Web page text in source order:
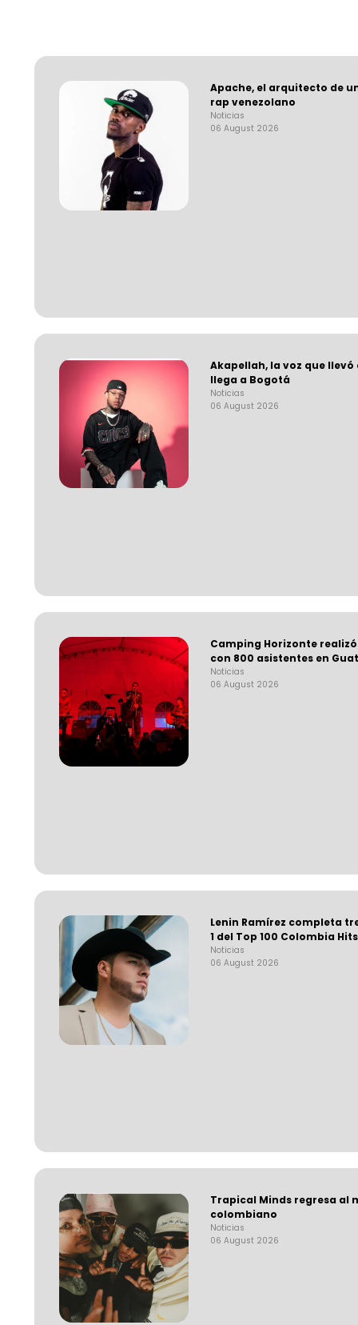
Apache, el arquitecto de
rap venezolano
Noticias
06 August 2026
Akapellah, la voz que
llega a Bogotá
Noticias
06 August 2026
Camping Horizonte
con 800 asistentes en
Noticias
06 August 2026
Lenin Ramírez completa
1 del Top 100 Colombia
Noticias
06 August 2026
Trapical Minds regresa al
colombiano
Noticias
06 August 2026